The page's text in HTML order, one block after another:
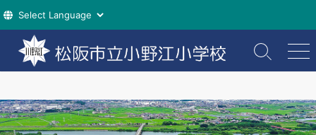
テ
ツ
へ
検
索
り
替
え
メ
ニ
ー